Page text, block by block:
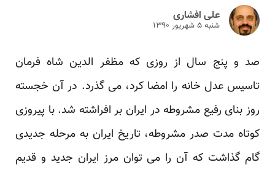
علی افشاری
شنبه ۵ شهريور ۱۳۹۰
صد و پنج سال از روزی که مظفر الدین شاه فرمان
تاسیس عدل خانه را امضا کرد، می گذرد. در آن خجسته
روز بنای رفیع مشروطه در ایران بر افراشته شد. با پیروزی
کوتاه مدت صدر مشروطه، تاریخ ایران به مرحله جدیدی
گام گذاشت که آن را می توان مرز ایران جدید و قدیم